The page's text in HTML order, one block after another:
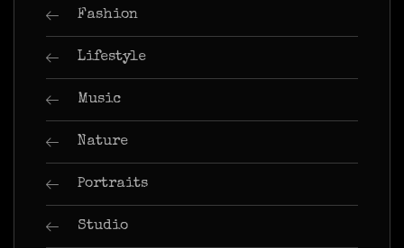
Fashion
Lifestyle
Music
Nature
Portraits
Studio